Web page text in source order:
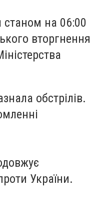
станом на 06:00
вторгнення
обстрілів.
України.